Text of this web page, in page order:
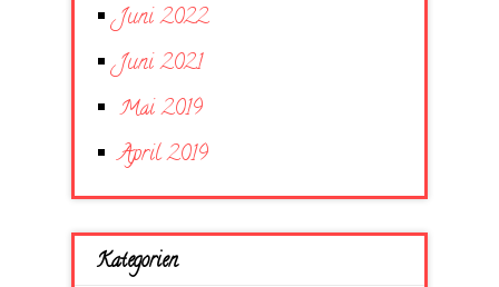
Juni 2022
Juni 2021
Mai 2019
April 2019
Kategorien